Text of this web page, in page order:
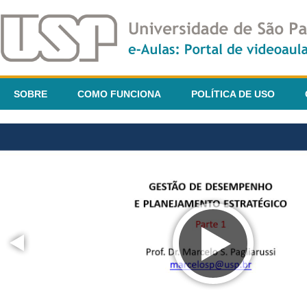
SOBRE COMO FUNCIONA POLÍTICA DE USO